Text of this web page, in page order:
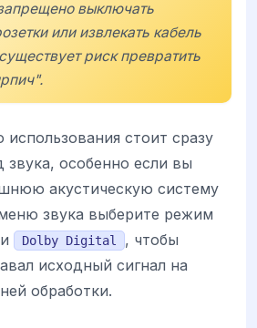
выключать
или извлекать кабель
риск превратить
стоит сразу
звука, особенно если вы
акустическую систему
звука выберите режим
Dolby Digital
, чтобы
исходный сигнал на
обработки.